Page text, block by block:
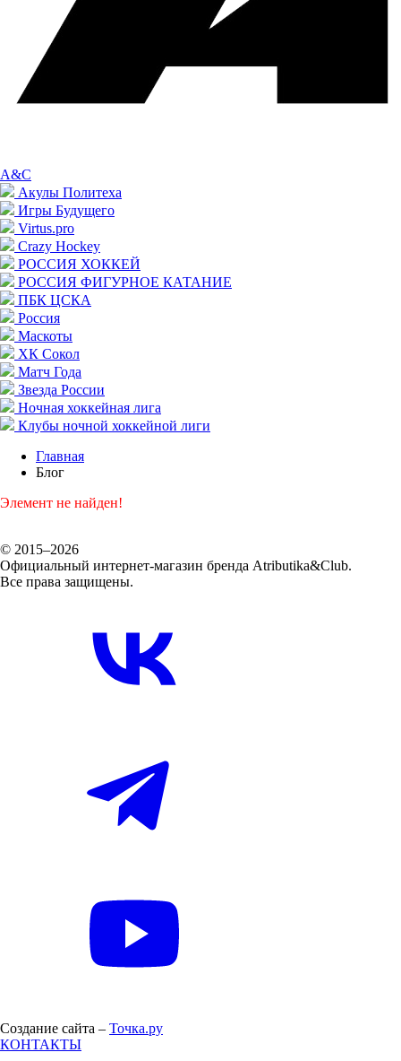
A&C
Акулы Политеха
Игры Будущего
Virtus.pro
Crazy Hockey
РОССИЯ ХОККЕЙ
РОССИЯ ФИГУРНОЕ КАТАНИЕ
ПБК ЦСКА
Россия
Маскоты
ХК Сокол
Матч Года
Звезда России
Ночная хоккейная лига
Клубы ночной хоккейной лиги
Главная
Блог
Элемент не найден!
© 2015–2026
Официальный интернет-магазин бренда Atributika&Club.
Все права защищены.
Создание сайта – Точка.ру
КОНТАКТЫ